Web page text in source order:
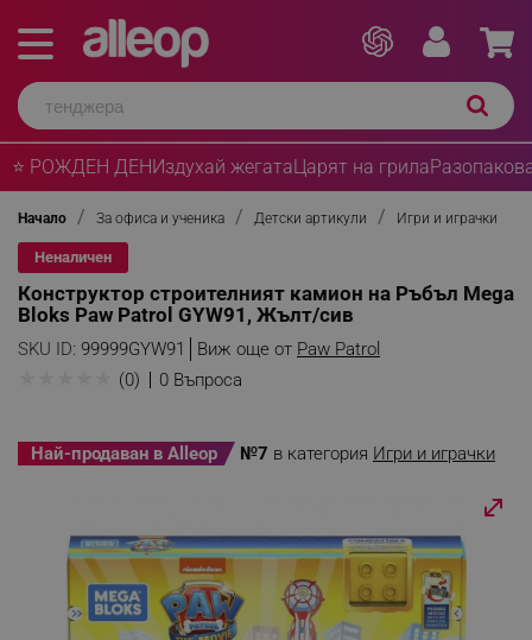
⭐ РОЖДЕН ДЕНИздухай жегатаЦарят на грила
Начало За офиса и ученика Детски артикули Игри и играчки
Неналичен
Конструктор строителният камион на Ръбъл Mega
Bloks Paw Patrol GYW91, Жълт/сив
SKU ID: 99999GYW91 Виж още от Paw Patrol
(0) 0 Въпроса
Най-продаван в Alleop №7 в категория Игри и играчки